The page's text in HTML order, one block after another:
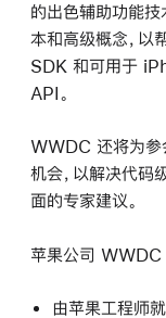
的出色辅助功能
本和高级概念，
SDK 和可用于
API。
WWDC 还将为参
机会，以解决代码
面的专家建议。
苹果公司 WWDC
由苹果工程师